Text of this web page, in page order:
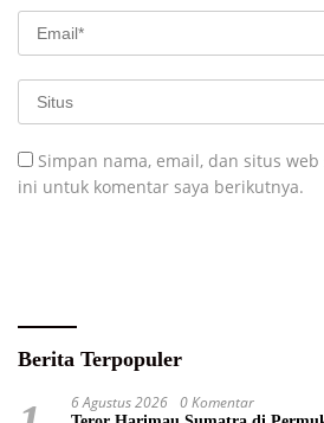
Simpan nama, email, dan situs
ini untuk komentar saya berikutnya.
Berita Terpopuler
6 Agustus 2026 0 Komentar